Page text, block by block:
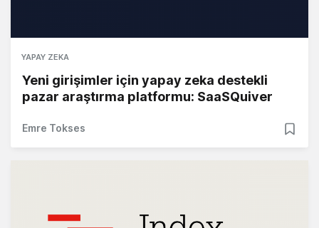
YAPAY ZEKA
Yeni girişimler için yapay zeka destekli
pazar araştırma platformu: SaaSQuiver
Emre Tokses